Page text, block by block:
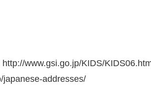
www.gsi.go.jp/KIDS/
addresses/